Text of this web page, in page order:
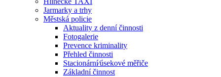
Jarmarky a trhy
Městská policie
Aktuality z denní činnosti
Fotogalerie
Prevence kriminality
Přehled činnosti
Stacionární⁄úsekové měřiče
Základní činnost